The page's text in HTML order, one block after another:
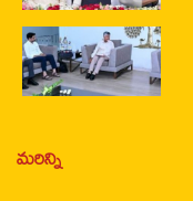
మరిన్ని